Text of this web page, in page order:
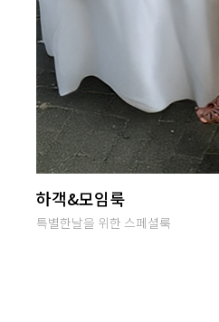
난닝구 라이브방송
단골맺고 득템하세요